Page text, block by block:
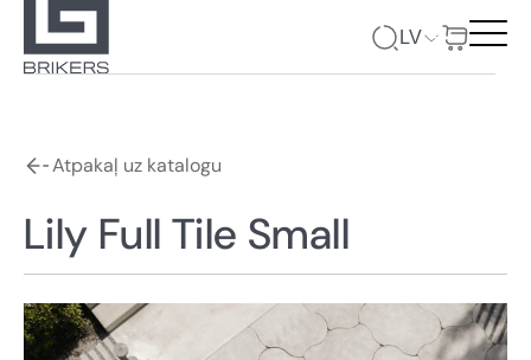
LV
Atpakaļ uz katalogu
Lily Full Tile Small